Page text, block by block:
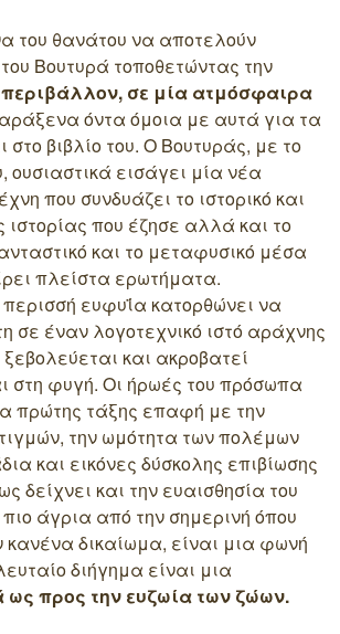
του θανάτου να αποτελούν
Βουτυρά τοποθετώντας την
σε μία ατμόσφαιρα
όντα όμοια με αυτά για τα
βιβλίο του. Ο Βουτυράς, με το
ουσιαστικά εισάγει μία νέα
που συνδυάζει το ιστορικό και
που έζησε αλλά και το
και το μεταφυσικό μέσα
πλείστα ερωτήματα.
ευφυΐα κατορθώνει να
σε έναν λογοτεχνικό ιστό αράχνης
και ακροβατεί
στη φυγή. Οι ήρωές του πρόσωπα
πρώτης τάξης επαφή με την
την ωμότητα των πολέμων
και εικόνες δύσκολης επιβίωσης
δείχνει και την ευαισθησία του
άγρια από την σημερινή όπου
δικαίωμα, είναι μια φωνή
διήγημα είναι μια
ως προς την ευζωία των ζώων.